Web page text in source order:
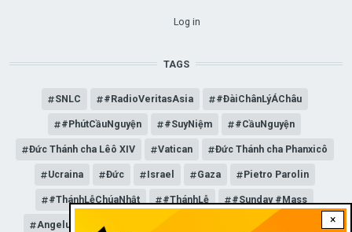
×
Log in
TAGS
SNLC #RadioVeritasAsia #ĐàiChânLýÁChâu
#PhútCầuNguyện #SuyNiệm #CầuNguyện
Đức Thánh cha Lêô XIV Vatican Đức Thánh cha Phanxicô
Ucraina Đức Israel Gaza Pietro Parolin
#ThánhLễChúaNhật #ThánhLễ #Sunday #Mass
Angelus Đức Giáo hoàng Lêô XIV General Audience